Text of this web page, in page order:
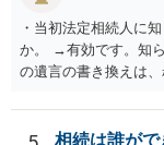
・当初法定相続人に
か。 →有効です。知
の遺言の書き換えは
ますか。 →本人が自
です。客観的な基準
相続は誰がで